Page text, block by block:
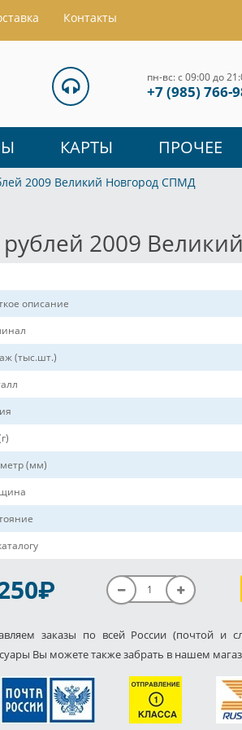
Контакты
пн-вс: с 09:00 до
+7 (985) 766-
КАРТЫ ПРОЧЕЕ
2009 Великий Новгород СПМД
рублей 2009
описание
(тыс.шт.)
(мм)
P
заказы по всей России (почтой и
Вы можете также забрать в нашем